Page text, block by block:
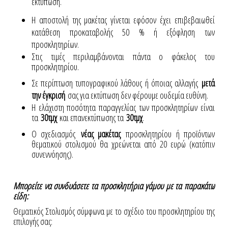
Η αποστολή της μακέτας γίνεται εφόσον έχει επιβεβαιωθεί
κατάθεση προκαταβολής 50 % ή εξόφληση των
προσκλητηρίων.
Στις τιμές περιλαμβάνονται πάντα ο φάκελος του
προσκλητηρίου.
Σε περίπτωση τυπογραφικού λάθους ή όποιας αλλαγής μετά
την έγκρισή σας για εκτύπωση δεν φέρουμε ουδεμία ευθύνη.
Η ελάχιστη ποσότητα παραγγελίας των προσκλητηρίων είναι
τα30τμχ και επανεκτύπωσης τα30τμχ.
Ο σχεδιασμός νέας μακέταςπροσκλητηρίου ή προϊόντων
θεματικού στολισμού θα χρεώνεται από 20 ευρώ (κατόπιν
συνεννόησης).
Μπορείτε να συνδυάσετε τα προσκλητήρια γάμου με τα παρακάτω
είδη:
Θεματικός Στολισμός σύμφωνα με το σχέδιο του προσκλητηρίου της
επιλογής σας: